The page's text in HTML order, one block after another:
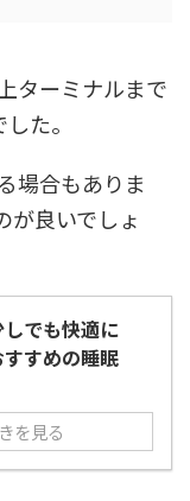
ターミナルまで
た。
場合もありま
が良いでしょ
でも快適に
すめの睡眠
を見る